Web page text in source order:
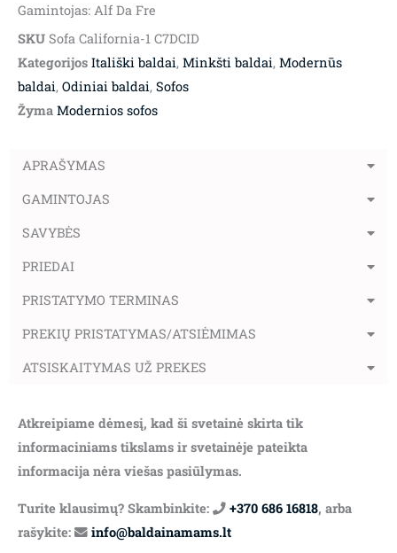
Gamintojas: Alf Da Fre
SKU Sofa California-1 C7DCID
Kategorijos Itališki baldai, Minkšti baldai, Modernūs
baldai, Odiniai baldai, Sofos
Žyma Modernios sofos
APRAŠYMAS
GAMINTOJAS
SAVYBĖS
PRIEDAI
PRISTATYMO TERMINAS
PREKIŲ PRISTATYMAS/ATSIĖMIMAS
ATSISKAITYMAS UŽ PREKES
Atkreipiame dėmesį, kad ši svetainė skirta tik
informaciniams tikslams ir svetainėje pateikta
informacija nėra viešas pasiūlymas.
Turite klausimų? Skambinkite: +370 686 16818, arba
rašykite:
info@baldainamams.lt